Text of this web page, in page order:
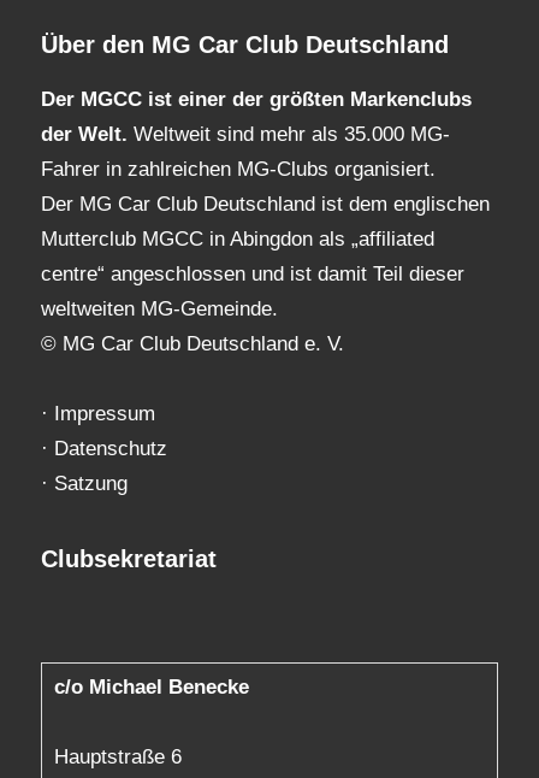
Über den MG Car Club Deutschland
Der MGCC ist einer der größten Markenclubs
der Welt. Weltweit sind mehr als 35.000 MG-
Fahrer in zahlreichen MG-Clubs organisiert.
Der MG Car Club Deutschland ist dem englischen
Mutterclub MGCC in Abingdon als „affiliated
centre“ angeschlossen und ist damit Teil dieser
weltweiten MG-Gemeinde.
© MG Car Club Deutschland e. V.
·
Impressum
· Datenschutz
· Satzung
Clubsekretariat
c/o Michael Benecke
Hauptstraße 6